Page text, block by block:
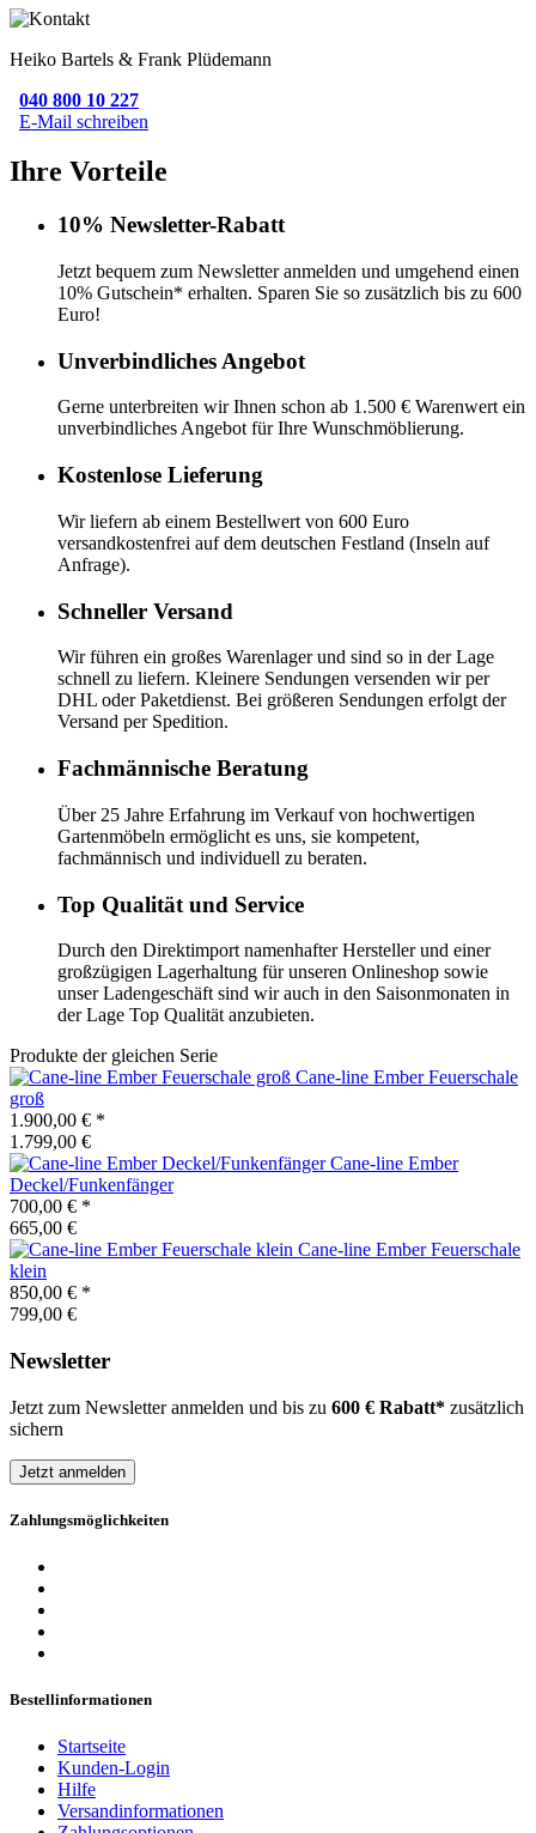
Heiko Bartels & Frank Plüdemann
040 800 10 227
E-Mail schreiben
Ihre Vorteile
10% Newsletter-Rabatt
Jetzt bequem zum Newsletter anmelden und umgehend einen
10% Gutschein* erhalten. Sparen Sie so zusätzlich bis zu 600
Euro!
Unverbindliches Angebot
Gerne unterbreiten wir Ihnen schon ab 1.500 € Warenwert ein
unverbindliches Angebot für Ihre Wunschmöblierung.
Kostenlose Lieferung
Wir liefern ab einem Bestellwert von 600 Euro
versandkostenfrei auf dem deutschen Festland (Inseln auf
Anfrage).
Schneller Versand
Wir führen ein großes Warenlager und sind so in der Lage
schnell zu liefern. Kleinere Sendungen versenden wir per
DHL oder Paketdienst. Bei größeren Sendungen erfolgt der
Versand per Spedition.
Fachmännische Beratung
Über 25 Jahre Erfahrung im Verkauf von hochwertigen
Gartenmöbeln ermöglicht es uns, sie kompetent,
fachmännisch und individuell zu beraten.
Top Qualität und Service
Durch den Direktimport namenhafter Hersteller und einer
großzügigen Lagerhaltung für unseren Onlineshop sowie
unser Ladengeschäft sind wir auch in den Saisonmonaten in
der Lage Top Qualität anzubieten.
Produkte der gleichen Serie
Cane-line Ember Feuerschale
groß
1.900,00 € *
1.799,00 €
Cane-line Ember
Deckel/Funkenfänger
700,00 € *
665,00 €
Cane-line Ember Feuerschale
klein
850,00 € *
799,00 €
Newsletter
Jetzt zum Newsletter anmelden und bis zu 600 € Rabatt* zusätzlich
sichern
Jetzt anmelden
Zahlungsmöglichkeiten
Bestellinformationen
Startseite
Kunden-Login
Hilfe
Versandinformationen